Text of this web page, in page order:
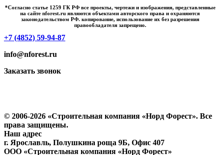
*Cогласно статье 1259 ГК РФ все проекты, чертежи и изображения, представленные
на сайте nforest.ru являются объектами авторского права и охраняются
законодательством РФ. копирование, использование их без разрешения
правообладателя запрещено.
+7 (4852) 59-94-87
info@nforest.ru
Заказать звонок
© 2006-2026 «Строительная компания «Норд Форест». Все
права защищены.
Наш адрес
г. Ярославль, Полушкина роща 9Б, Офис 407
ООО «Строительная компания «Норд Форест»